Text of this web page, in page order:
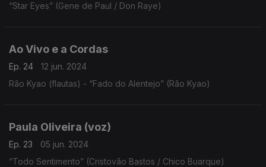
“Star Eyes” (Gene de Paul / Don Raye)
Ao Vivo e a Cordas
Ep. 24
12 jun. 2024
Rão Kyao (flautas) - “Fado do Alentejo” (Rão Kyao)
Paula Oliveira (voz)
Ep. 23
05 jun. 2024
“Todo Sentimento” (Cristovão Bastos / Chico Buarque)